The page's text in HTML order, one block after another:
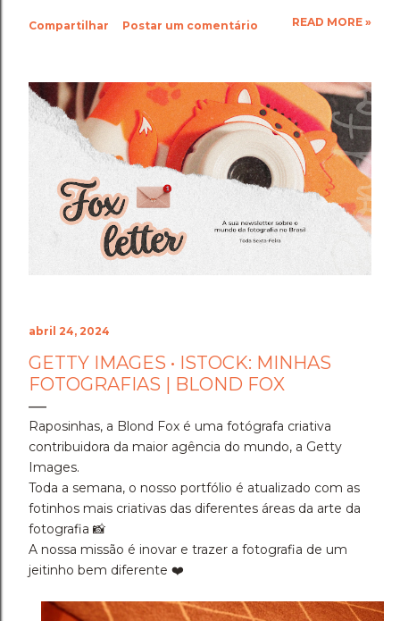
imagem que vemos é a de uma semente corajosa.
superficial. Sete anos depois, aquela semente não
apenas fincou raízes profundas na terra, como se
tornou uma árvore imensa, com copa forte, capaz de
abrigar, inspirar e guiar uma comunidade inteira de
mentes inquietas. ​Sete é o número da transformação,
do estudo, do domínio da técnica e da conclusão de
um grande ciclo de criação. Chegar aos 7 anos
operando com autonomia, autoridade e
posicionamento de elite é a nossa maior conquista. ​✨️
O QUE APRENDEMOS NO CAMINH...
Compartilhar Postar um comentário READ MORE »
abril 24, 2024
GETTY IMAGES • ISTOCK: MINHAS
FOTOGRAFIAS | BLOND FOX
Raposinhas, a Blond Fox é uma fotógrafa criativa
contribuidora da maior agência do mundo, a Getty
Images.
Toda a semana, o nosso portfólio é atualizado com as
fotinhos mais criativas das diferentes áreas da arte da
fotografia 📸
A nossa missão é inovar e trazer a fotografia de um
jeitinho bem diferente ❤️